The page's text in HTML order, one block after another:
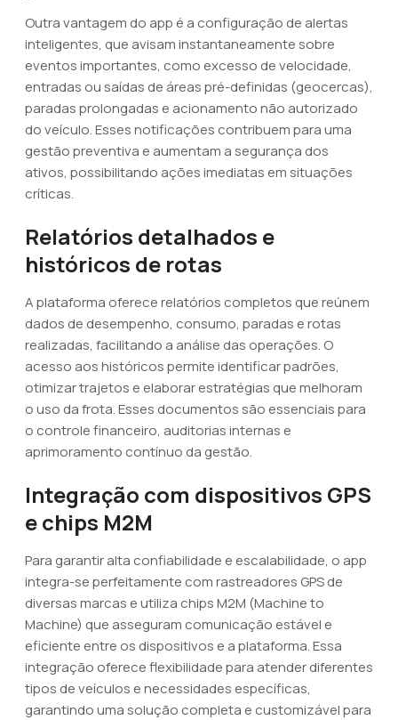
Outra vantagem do app é a configuração de alertas
inteligentes, que avisam instantaneamente sobre
eventos importantes, como excesso de velocidade,
entradas ou saídas de áreas pré-definidas (geocercas),
paradas prolongadas e acionamento não autorizado
do veículo. Esses notificações contribuem para uma
gestão preventiva e aumentam a segurança dos
ativos, possibilitando ações imediatas em situações
críticas.
Relatórios detalhados e
históricos de rotas
A plataforma oferece relatórios completos que reúnem
dados de desempenho, consumo, paradas e rotas
realizadas, facilitando a análise das operações. O
acesso aos históricos permite identificar padrões,
otimizar trajetos e elaborar estratégias que melhoram
o uso da frota. Esses documentos são essenciais para
o controle financeiro, auditorias internas e
aprimoramento contínuo da gestão.
Integração com dispositivos GPS
e chips M2M
Para garantir alta confiabilidade e escalabilidade, o app
integra-se perfeitamente com rastreadores GPS de
diversas marcas e utiliza chips M2M (Machine to
Machine) que asseguram comunicação estável e
eficiente entre os dispositivos e a plataforma. Essa
integração oferece flexibilidade para atender diferentes
tipos de veículos e necessidades específicas,
garantindo uma solução completa e customizável para